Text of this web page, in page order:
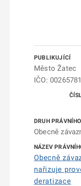
Město Žatec
IČO: 00265781
Obecně
Obecně
nařizuje
deratizace